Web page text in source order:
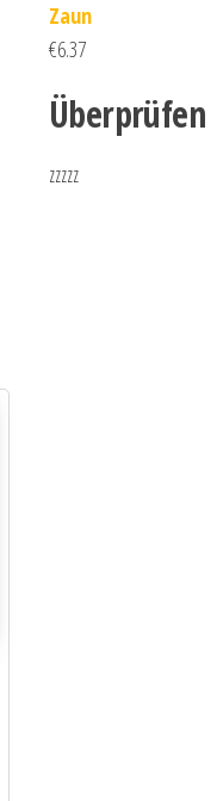
Zaun
€6.37
Überprüfen
zzzzz